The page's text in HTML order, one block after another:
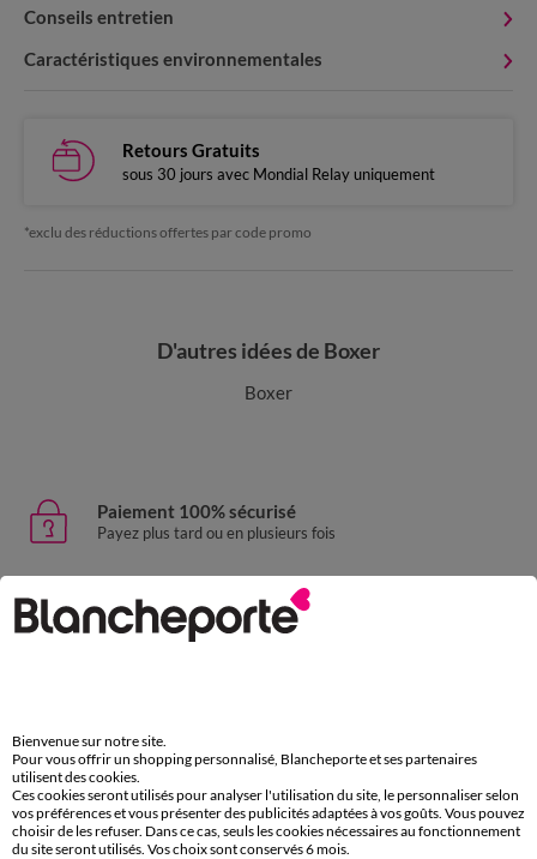
Conseils entretien
Caractéristiques environnementales
Retours Gratuits
sous 30 jours avec Mondial Relay uniquement
*exclu des réductions offertes par code promo
D'autres idées de Boxer
Boxer
Paiement 100% sécurisé
Payez plus tard ou en plusieurs fois
Livraison express
domicile, relais, consignes automatiques
Service clients
par chat et par téléphone
de 8h00 à 20h00 du lundi au samedi
Bienvenue sur notre site.
Pour vous offrir un shopping personnalisé, Blancheporte et ses partenaires
utilisent des cookies.
Ces cookies seront utilisés pour analyser l'utilisation du site, le personnaliser selon
vos préférences et vous présenter des publicités adaptées à vos goûts. Vous pouvez
choisir de les refuser. Dans ce cas, seuls les cookies nécessaires au fonctionnement
du site seront utilisés. Vos choix sont conservés 6 mois.